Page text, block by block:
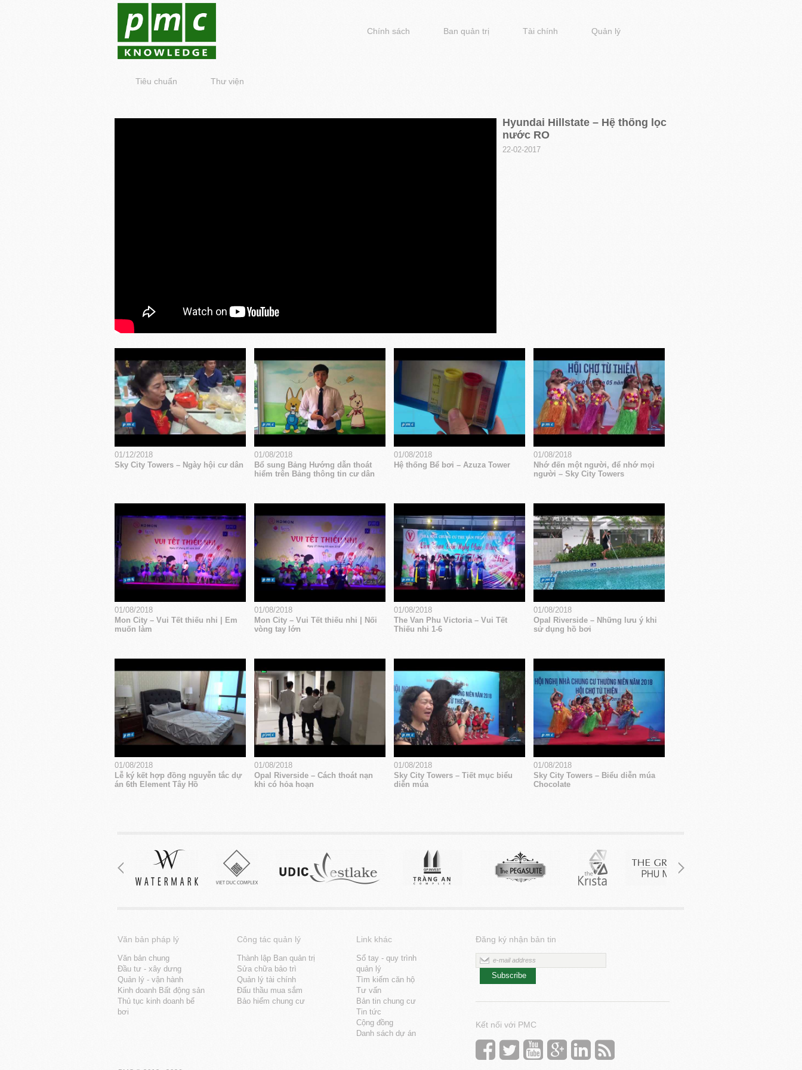
Chính sách Ban quản trị Tài chính Quản lý
Tiêu chuẩn Thư viện
Hyundai Hillstate – Hệ thống lọc
nước RO
22-02-2017
01/12/2018
Sky City Towers – Ngày hội cư dân
01/08/2018
Bổ sung Bảng Hướng dẫn thoát
hiểm trên Bảng thông tin cư dân
01/08/2018
Hệ thống Bể bơi – Azuza Tower
01/08/2018
Nhớ đến một người, để nhớ mọi
người – Sky City Towers
01/08/2018
Mon City – Vui Tết thiếu nhi | Em
muốn làm
01/08/2018
Mon City – Vui Tết thiếu nhi | Nối
vòng tay lớn
01/08/2018
The Van Phu Victoria – Vui Tết
Thiếu nhi 1-6
01/08/2018
Opal Riverside – Những lưu ý khi
sử dụng hồ bơi
01/08/2018
Lễ ký kết hợp đồng nguyễn tắc dự
án 6th Element Tây Hồ
01/08/2018
Opal Riverside – Cách thoát nạn
khi có hỏa hoạn
01/08/2018
Sky City Towers – Tiết mục biểu
diễn múa
01/08/2018
Sky City Towers – Biểu diễn múa
Chocolate
Văn bản pháp lý
Văn bản chung
Đầu tư - xây dưng
Quản lý - vận hành
Kinh doanh Bất động sản
Thủ tục kinh doanh bể
bơi
Công tác quản lý
Thành lập Ban quản trị
Sửa chữa bảo trì
Quản lý tài chính
Đấu thầu mua sắm
Bảo hiểm chung cư
Link khác
Sổ tay - quy trình
quản lý
Tìm kiếm căn hộ
Tư vấn
Bản tin chung cư
Tin tức
Cộng đồng
Danh sách dự án
Đăng ký nhận bản tin
Subscribe
Kết nối với PMC